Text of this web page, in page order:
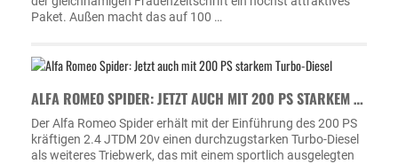
Paket. Außen macht das auf 100 …
ALFA ROMEO SPIDER: JETZT AUCH MIT 200 PS STARKEM …
Der Alfa Romeo Spider erhält mit der Einführung des 200 PS
kräftigen 2.4 JTDM 20v einen durchzugstarken Turbo-Diesel
als weiteres Triebwerk, das mit einem sportlich ausgelegten